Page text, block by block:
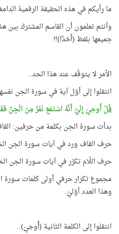
ما رأيكم في هذه الحقيقة الرقمية
وأنتم تعلمون أن القاسم المشترك بين
جميعها بلفظ (أَحَدًا)!!
الأمر لا يتوقّف عند هذا الحد..
انتقلوا إلى أوّل آية في سورة الجن
قُلْأُوحِيَ إِلَيَّ أَنَّهُ اسْتَمَعَ نَفَرٌ مِنَ الْجِنِّ
بدأت سورة الجن بكلمة من حرفين:
حرف القاف ورد في آيات سورة الجن
حرف اللّام تكرّر في آيات سورة الجن الخمس
وهذا العدد أوّليّ.
انتقلوا إلى الكلمة الثانية (أُوحِيَ)..